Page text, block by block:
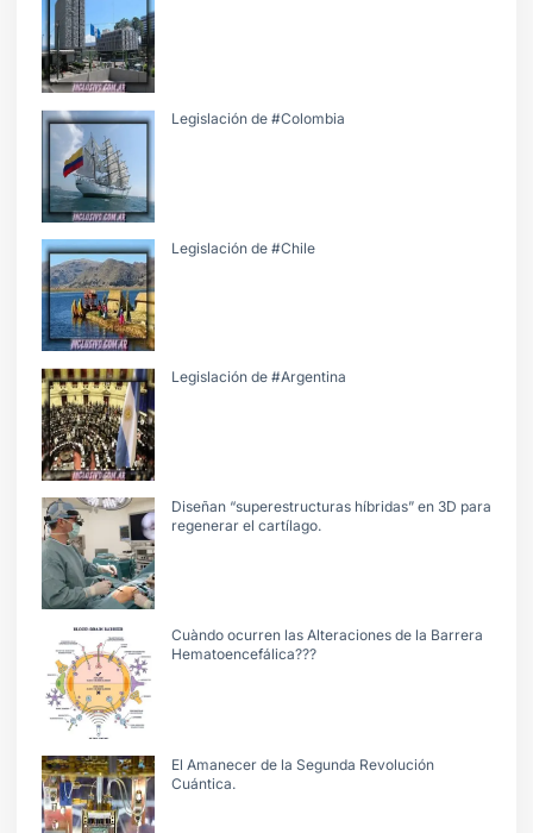
Legislación de #Colombia
Legislación de #Chile
Legislación de #Argentina
Diseñan “superestructuras híbridas” en 3D para
regenerar el cartílago.
Cuàndo ocurren las Alteraciones de la Barrera
Hematoencefálica???
El Amanecer de la Segunda Revolución
Cuántica.